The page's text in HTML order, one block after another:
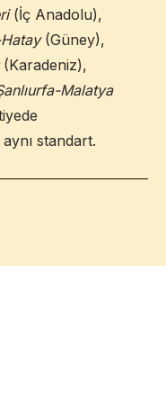
(İç Anadolu),
(Güney),
(Karadeniz),
Malatya
standart.